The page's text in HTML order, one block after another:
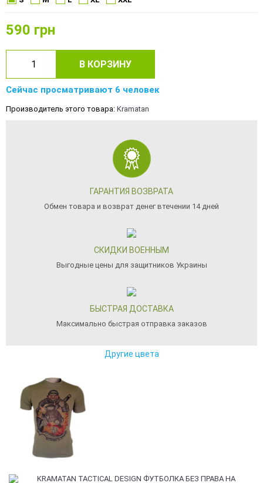
590 грн
В КОРЗИНУ
Сейчас просматривают 6 человек
Производитель этого товара: Kramatan
ГАРАНТИЯ ВОЗВРАТА
Обмен товара и возврат денег втечении 14 дней
СКИДКИ ВОЕННЫМ
Выгодные цены для защитников Украины
БЫСТРАЯ ДОСТАВКА
Максимально быстрая отправка заказов
Другие цвета